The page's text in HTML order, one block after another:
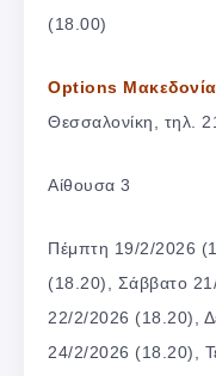
(18.00)
Options Μακεδονία
Θεσσαλονίκη, τηλ.
Αίθουσα 3
Πέμπτη 19/2/2026
(18.20), Σάββατο
22/2/2026 (18.20),
24/2/2026 (18.20),